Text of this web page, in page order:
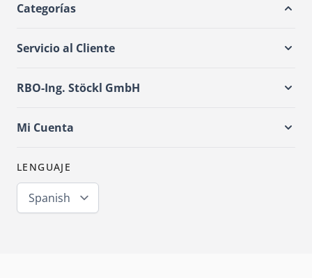
Categorías
Servicio al Cliente
RBO-Ing. Stöckl GmbH
Mi Cuenta
LENGUAJE
Spanish